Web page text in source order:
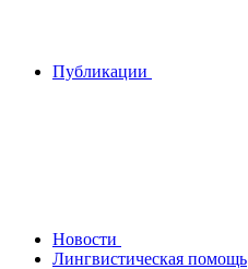
Публикации
Новости
Лингвистическая помощь